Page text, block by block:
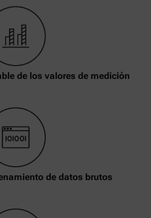
de los valores de medición
de datos brutos